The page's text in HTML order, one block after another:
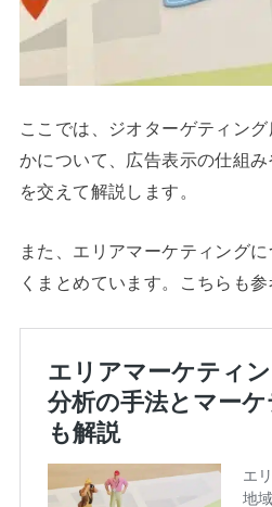
ここでは、ジオターゲティン
かについて、広告表示の仕組
を交えて解説します。
また、エリアマーケティング
くまとめています。こちらも参